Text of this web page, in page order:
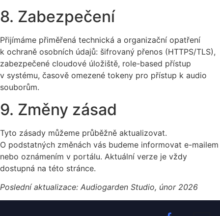
8. Zabezpečení
Přijímáme přiměřená technická a organizační opatření
k ochraně osobních údajů: šifrovaný přenos (HTTPS/TLS),
zabezpečené cloudové úložiště, role-based přístup
v systému, časově omezené tokeny pro přístup k audio
souborům.
9. Změny zásad
Tyto zásady můžeme průběžně aktualizovat.
O podstatných změnách vás budeme informovat e-mailem
nebo oznámením v portálu. Aktuální verze je vždy
dostupná na této stránce.
Poslední aktualizace: Audiogarden Studio, únor 2026